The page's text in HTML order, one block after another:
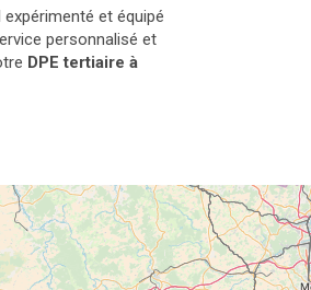
et équipé
personnalisé et
DPE tertiaire à